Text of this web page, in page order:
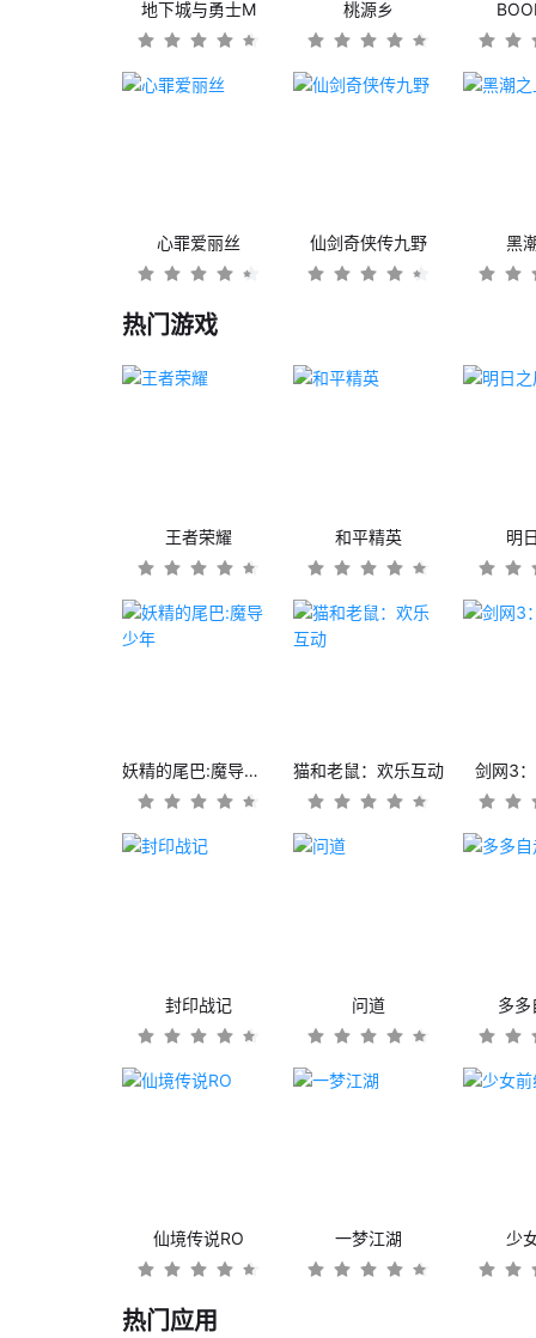
地下城与勇士M 桃源乡
心罪爱丽丝 仙剑奇侠传九野 黑
热门游戏
王者荣耀 和平精英 明
妖精的尾巴:魔导少年 猫和老鼠：欢乐互动 剑网3
封印战记 问道 多多
仙境传说RO 一梦江湖 少
热门应用